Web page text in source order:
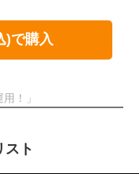
)で購入
！」
スト